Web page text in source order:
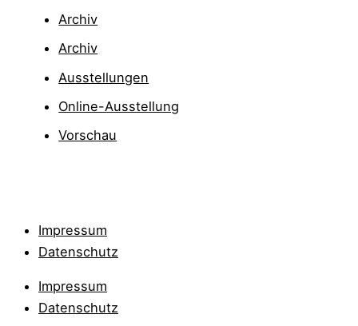
Archiv
Archiv
Ausstellungen
Online-Ausstellung
Vorschau
Impressum
Datenschutz
Impressum
Datenschutz